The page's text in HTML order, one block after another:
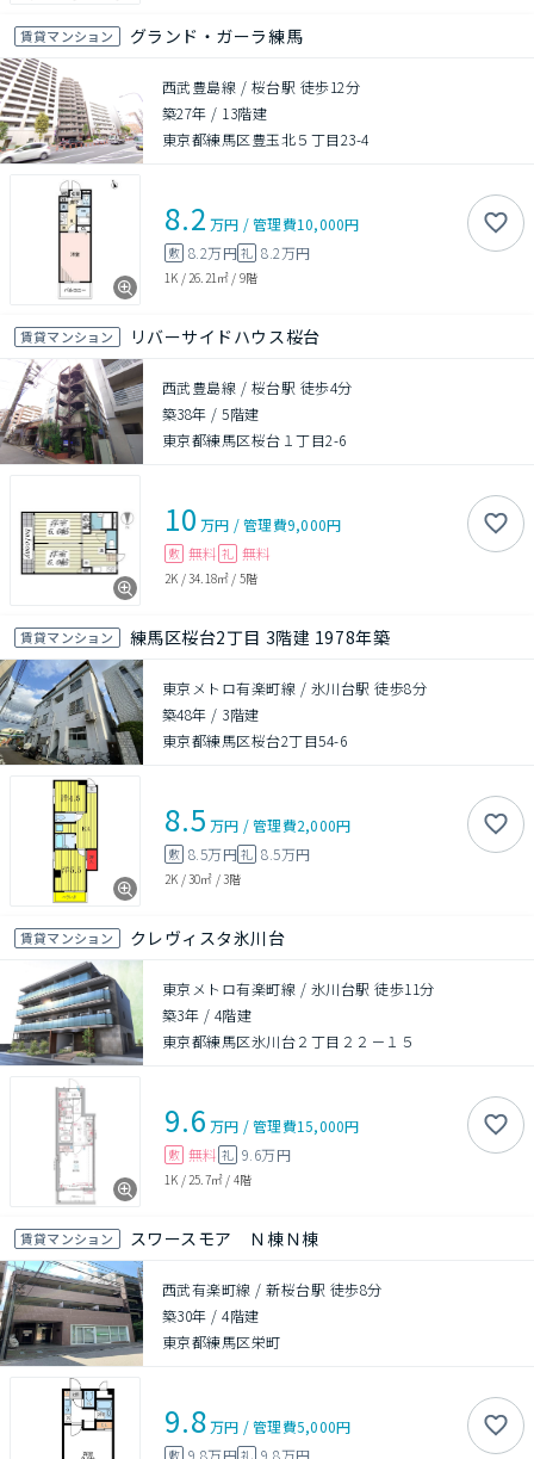
賃貸マンション グランド・ガーラ練馬
西武豊島線 / 桜台駅 徒歩12分
築27年 / 13階建
東京都練馬区豊玉北５丁目23-4
8.2 万円 /管理費10,000円
敷 8.2万円礼 8.2万円
1K / 26.21㎡ / 9階
賃貸マンション リバーサイドハウス桜台
西武豊島線 / 桜台駅 徒歩4分
築38年 /5階建
東京都練馬区桜台１丁目2-6
10 万円 /管理費9,000円
敷 無料 礼 無料
2K /34.18㎡ / 5階
賃貸マンション 練馬区桜台2丁目 3階建 1978年築
東京メトロ有楽町線 / 氷川台駅 徒歩8分
築48年 / 3階建
東京都練馬区桜台2丁目54-6
8.5 万円 /管理費2,000円
敷 8.5万円礼 8.5万円
2K /30㎡ /3階
賃貸マンション クレヴィスタ氷川台
東京メトロ有楽町線 / 氷川台駅 徒歩11分
築3年 / 4階建
東京都練馬区氷川台２丁目２２－１５
9.6 万円 /管理費15,000円
敷 無料 礼 9.6万円
1K / 25.7㎡ / 4階
賃貸マンション スワースモア Ｎ棟Ｎ棟
西武有楽町線 / 新桜台駅 徒歩8分
築30年 /4階建
東京都練馬区栄町
9.8万円 /管理費5,000円
敷 9.8万円礼 9.8万円